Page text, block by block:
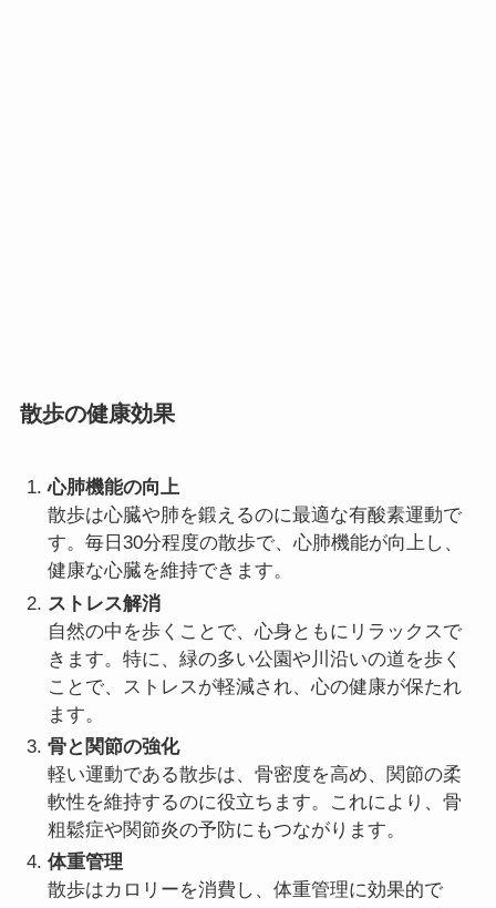
散歩の健康効果
心肺機能の向上
散歩は心臓や肺を鍛えるのに最適な有酸素運動で
す。毎日30分程度の散歩で、心肺機能が向上し、
健康な心臓を維持できます。
ストレス解消
自然の中を歩くことで、心身ともにリラックスで
きます。特に、緑の多い公園や川沿いの道を歩く
ことで、ストレスが軽減され、心の健康が保たれ
ます。
骨と関節の強化
軽い運動である散歩は、骨密度を高め、関節の柔
軟性を維持するのに役立ちます。これにより、骨
粗鬆症や関節炎の予防にもつながります。
体重管理
散歩はカロリーを消費し、体重管理に効果的で